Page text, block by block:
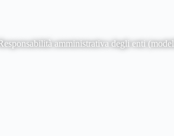
amministrativa degli enti